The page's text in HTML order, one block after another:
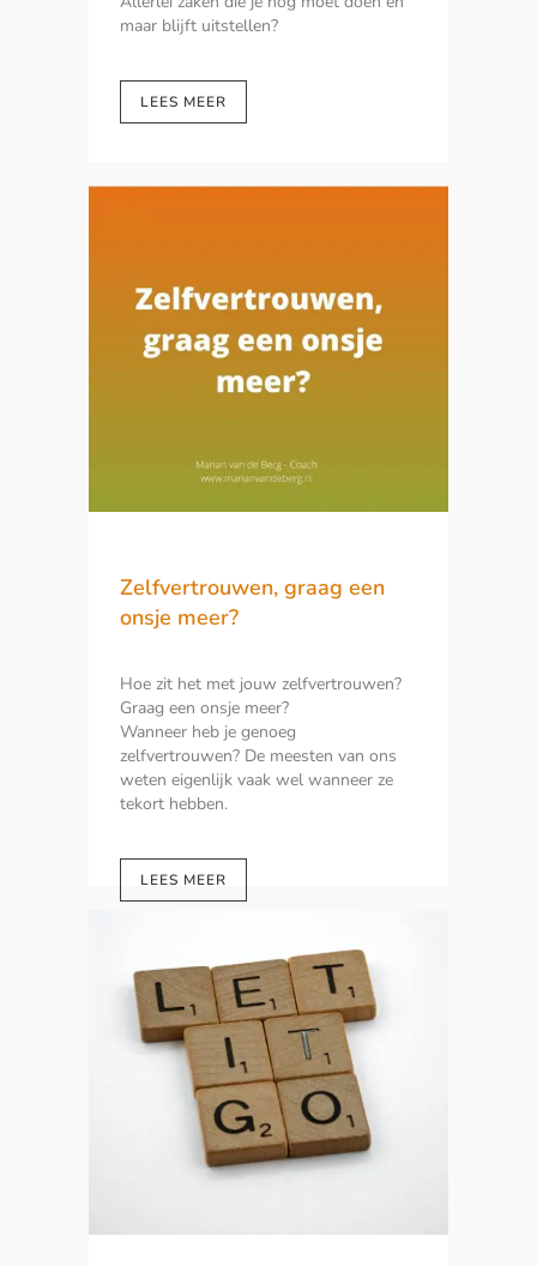
maar blijft uitstellen?
LEES MEER
Zelfvertrouwen, graag een
onsje meer?
Hoe zit het met jouw zelfvertrouwen?
Graag een onsje meer?
Wanneer heb je genoeg
zelfvertrouwen? De meesten van ons
weten eigenlijk vaak wel wanneer ze
tekort hebben.
LEES MEER